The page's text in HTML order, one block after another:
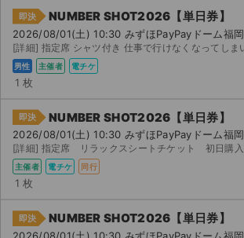
即決 NUMBER SHOT2026【単日券】
2026/08/01(土) 10:30 みずほPayPayドーム福岡
男性 主催者 電チケ
1 枚
即決 NUMBER SHOT2026【単日券】
2026/08/01(土) 10:30 みずほPayPayドーム福岡
主催者 電チケ 同行
1 枚
即決 NUMBER SHOT2026【単日券】